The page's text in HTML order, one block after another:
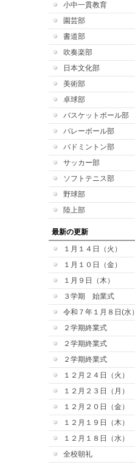
小中一貫教育
園芸部
書道部
吹奏楽部
日本文化部
美術部
卓球部
バスケットボール部
バレーボール部
バドミントン部
サッカー部
ソフトテニス部
野球部
陸上部
最新の更新
１月１４日（火）
１月１０日（金）
１月９日（木）
３学期 始業式
令和７年１月８日(水）
２学期終業式
２学期終業式
２学期終業式
１２月２４日（火）
１２月２３日（月）
１２月２０日（金）
１２月１９日（木）
１２月１８日（水）
全校朝礼